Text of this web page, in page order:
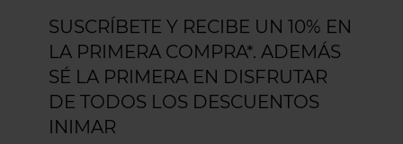
SUSCRÍBETE Y RECIBE UN 10% EN
LA PRIMERA COMPRA*. ADEMÁS
SÉ LA PRIMERA EN DISFRUTAR
DE TODOS LOS DESCUENTOS
INIMAR